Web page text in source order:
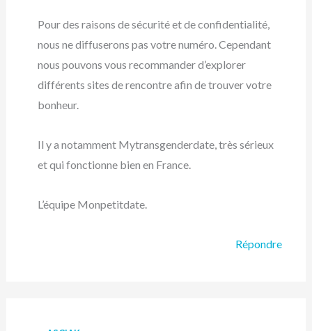
Pour des raisons de sécurité et de confidentialité,
nous ne diffuserons pas votre numéro. Cependant
nous pouvons vous recommander d’explorer
différents sites de rencontre afin de trouver votre
bonheur.
Il y a notamment Mytransgenderdate, très sérieux
et qui fonctionne bien en France.
L’équipe Monpetitdate.
Répondre